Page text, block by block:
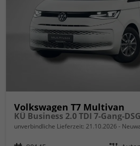
Volkswagen T7 Multivan
KÜ Business 2.0 TDI 7-Gang-DSG
unverbindliche Lieferzeit: 21.10.2026